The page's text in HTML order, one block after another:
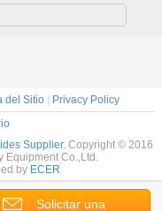
Solicitar una
del Sitio|
Privacy Policy
Supplier. Copyright © 2016
Equipment Co.,Ltd.
by ECER